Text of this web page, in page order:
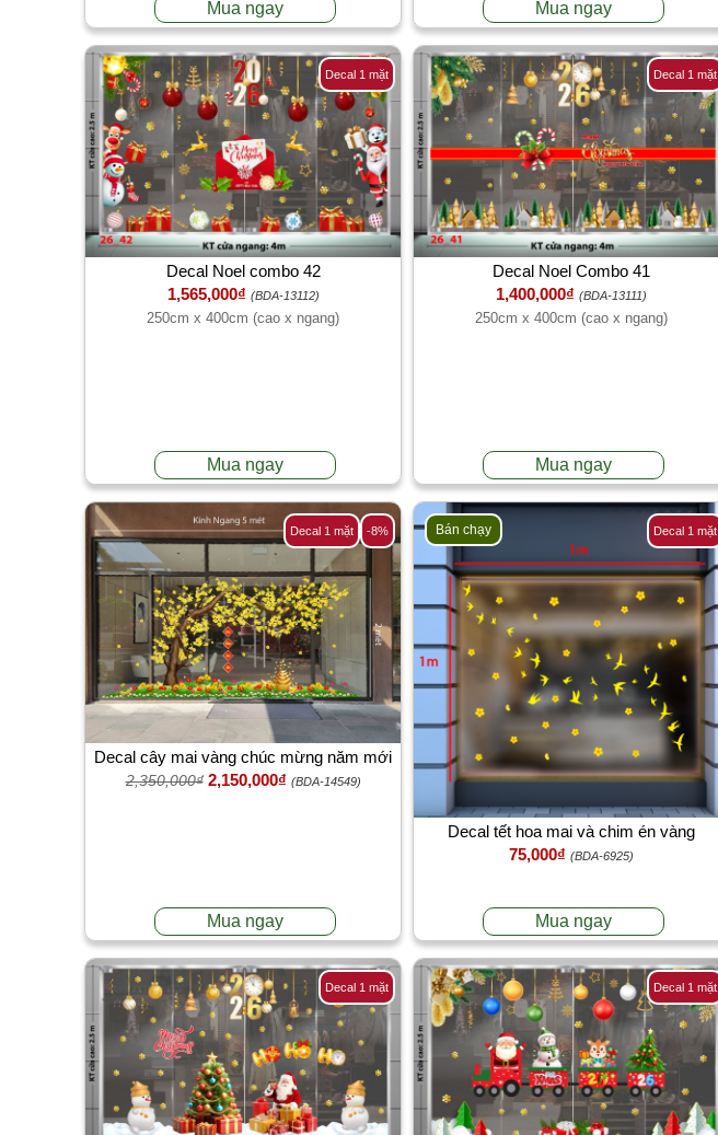
Mua ngay Mua ngay
Decal 1 mặt
Decal Noel combo 42
1,565,000₫ (BDA-13112)
250cm x 400cm (cao x ngang)
Mua ngay
Decal 1 mặt
Decal Noel Combo 41
1,400,000₫ (BDA-13111)
250cm x 400cm (cao x ngang)
Mua ngay
Decal 1 mặt -8%
Decal cây mai vàng chúc mừng năm mới
dán cửa ra vào toà nhà văn phòng chung
2,350,000₫ 2,150,000₫ (BDA-14549)
Mua ngay
Decal 1 mặt
Bán chạy
Decal tết hoa mai và chim én vàng
75,000₫ (BDA-6925)
Mua ngay
Decal 1 mặt Decal 1 mặt